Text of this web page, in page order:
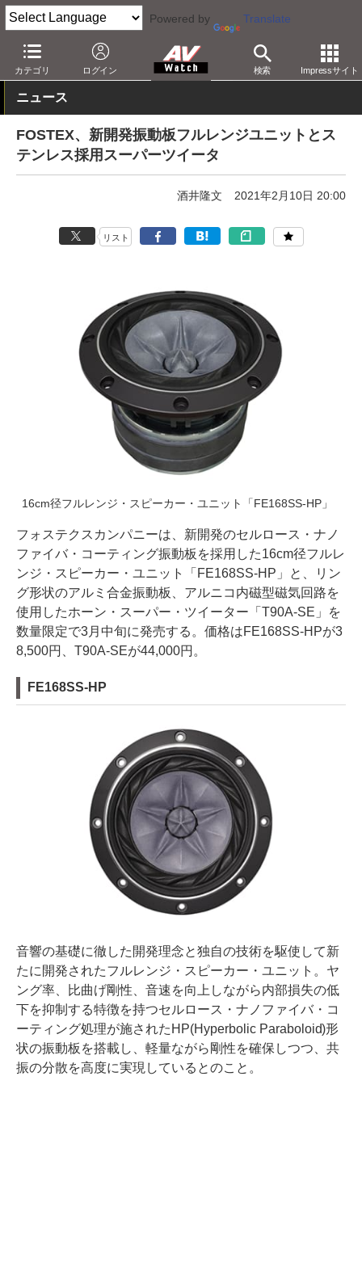
Powered by Translate
カテゴリ ログイン 検索 Impressサイト
AV Watch 製品 オーディオスピーカー
ニュース
FOSTEX、新開発振動板フルレンジユニットとス
テンレス採用スーパーツイータ
酒井隆文 2021年2月10日 20:00
リスト
16cm径フルレンジ・スピーカー・ユニット「FE168SS-HP」
フォステクスカンパニーは、新開発のセルロース・ナノ
ファイバ・コーティング振動板を採用した16cm径フルレ
ンジ・スピーカー・ユニット「FE168SS-HP」と、リン
グ形状のアルミ合金振動板、アルニコ内磁型磁気回路を
使用したホーン・スーパー・ツイーター「T90A-SE」を
数量限定で3月中旬に発売する。価格はFE168SS-HPが3
8,500円、T90A-SEが44,000円。
FE168SS-HP
音響の基礎に徹した開発理念と独自の技術を駆使して新
たに開発されたフルレンジ・スピーカー・ユニット。ヤ
ング率、比曲げ剛性、音速を向上しながら内部損失の低
下を抑制する特徴を持つセルロース・ナノファイバ・コ
ーティング処理が施されたHP(Hyperbolic Paraboloid)形
状の振動板を搭載し、軽量ながら剛性を確保しつつ、共
振の分散を高度に実現しているとのこと。